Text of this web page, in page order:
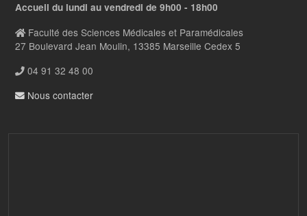
Accueil du lundi au vendredi de 9h00 - 18h00
Faculté des Sciences Médicales et Paramédicales
27 Boulevard Jean Moulin, 13385 Marseille Cedex 5
04 91 32 48 00
Nous contacter